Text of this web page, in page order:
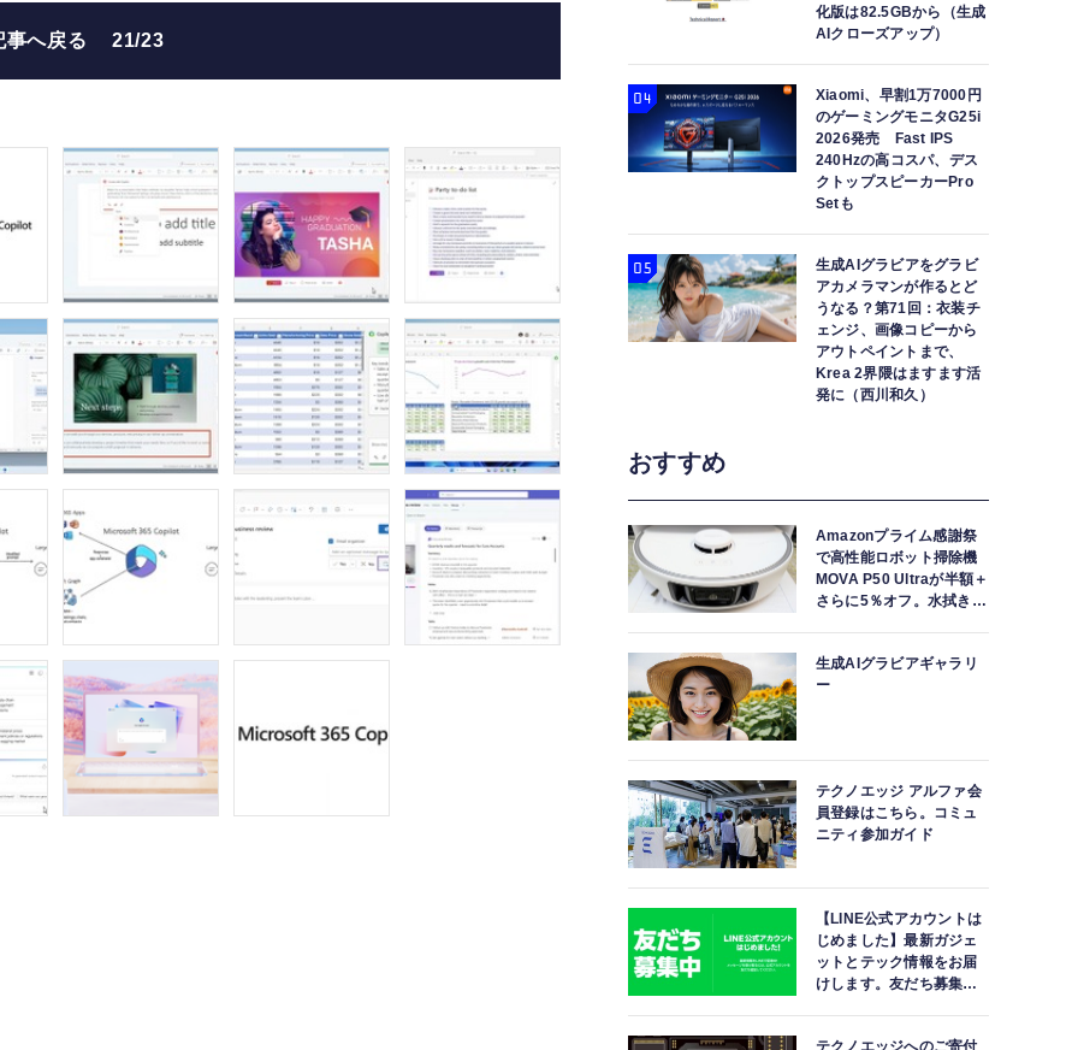
事へ戻る 21/23
化版は82.5GBから（生成
AIクローズアップ）
Xiaomi、早割1万7000円
のゲーミングモニタG25i
2026発売 Fast IPS
240Hzの高コスパ、デス
クトップスピーカーPro
Setも
生成AIグラビアをグラビ
アカメラマンが作るとど
うなる？第71回：衣装チ
ェンジ、画像コピーから
アウトペイントまで、
Krea 2界隈はますます活
発に（西川和久）
おすすめ
Amazonプライム感謝祭
で高性能ロボット掃除機
MOVA P50 Ultraが半額＋
さらに5％オフ。水拭きモ
生成AIグラビアギャラリ
ー
テクノエッジ アルファ会
員登録はこちら。コミュ
ニティ参加ガイド
【LINE公式アカウントは
じめました】最新ガジェ
ットとテック情報をお届
けします。友だち募集
テクノエッジへのご寄付